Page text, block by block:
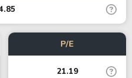
P/E
21.19